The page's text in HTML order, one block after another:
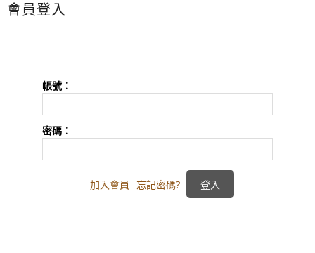
會員登入
帳號：
密碼：
加入會員 忘記密碼?